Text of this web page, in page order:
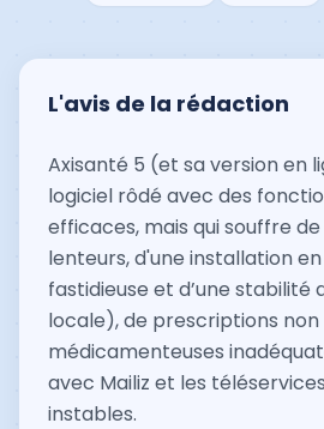
L'avis de la rédaction
Axisanté 5 (et sa version en
logiciel rôdé avec des
efficaces, mais qui souffre
lenteurs, d'une installation
fastidieuse et d’une stabilité
locale), de prescriptions non
médicamenteuses
avec Mailiz et les
instables.